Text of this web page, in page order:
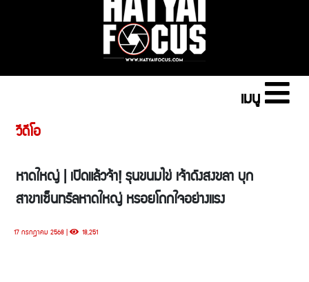
เมนู
วีดีโอ
หาดใหญ่ | เปิดแล้วจ้า! รุนขนมไข่ เจ้าดังสงขลา บุก
สาขาเซ็นทรัลหาดใหญ่ หรอยโถกใจอย่างแรง
17 กรกฎาคม 2568 | 18,251